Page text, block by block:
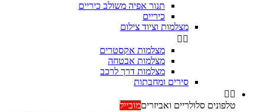
‏תנור אפיה משולב כיריים
כיריים
מצלמות וציוד צילום
 
מצלמות אקסטרים
מצלמות אבטחה
מצלמות דרך לרכב
סירים ומחבתות
 
טלפונים סלולריים ואביזריםמובייל